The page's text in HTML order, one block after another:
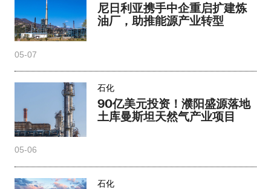
尼日利亚携手中企重启扩建炼
油厂，助推能源产业转型
05-07
石化
90亿美元投资！濮阳盛源落地
土库曼斯坦天然气产业项目
05-06
石化